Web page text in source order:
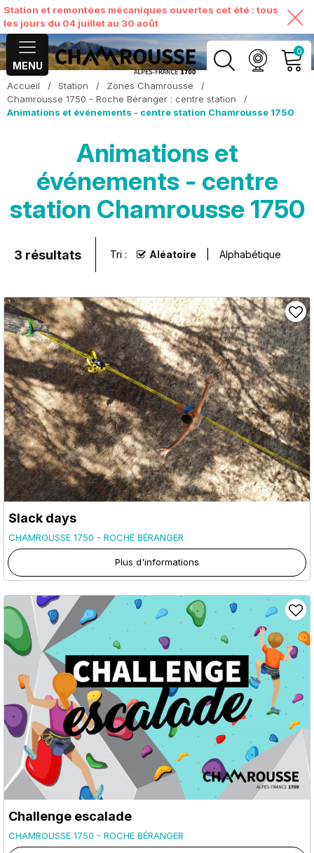
Station et remontées mécaniques ouvertes cet été : tous
les jours du 04 juillet au 30 août
MENU
0
MON COMPTE
Accueil / Station / Zones Chamrousse
/
Chamrousse 1750 - Roche Béranger : centre station
/
Animations et événements - centre station Chamrousse 1750
Animations et
événements - centre
station Chamrousse 1750
3 résultats Tri : Aléatoire Alphabétique
Slack days
CHAMROUSSE 1750 - ROCHE BÉRANGER
Plus d'informations
Challenge escalade
CHAMROUSSE 1750 - ROCHE BÉRANGER